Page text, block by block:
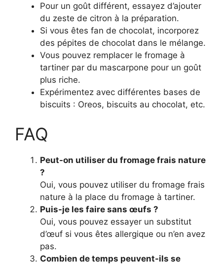
Pour un goût différent, essayez d’ajouter
du zeste de citron à la préparation.
Si vous êtes fan de chocolat, incorporez
des pépites de chocolat dans le mélange.
Vous pouvez remplacer le fromage à
tartiner par du mascarpone pour un goût
plus riche.
Expérimentez avec différentes bases de
biscuits : Oreos, biscuits au chocolat, etc.
FAQ
Peut-on utiliser du fromage frais nature
?
Oui, vous pouvez utiliser du fromage frais
nature à la place du fromage à tartiner.
Puis-je les faire sans œufs ?
Oui, vous pouvez essayer un substitut
d’œuf si vous êtes allergique ou n’en avez
pas.
Combien de temps peuvent-ils se